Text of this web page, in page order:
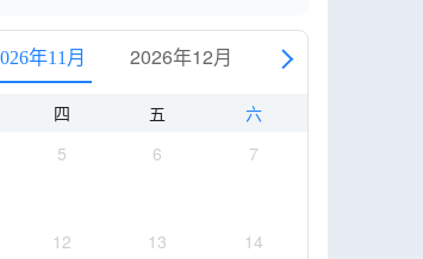
年11月 2026年12月 2027年1月
四 五
六
5 6 7
12 13 14